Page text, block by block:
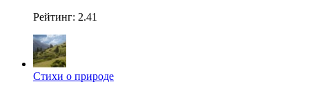
Рейтинг: 2.41
Стихи о природе